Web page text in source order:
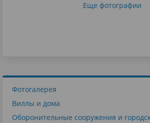
Еще фотографии
Фотогалерея
Виллы и дома
Оборонительные сооружения и